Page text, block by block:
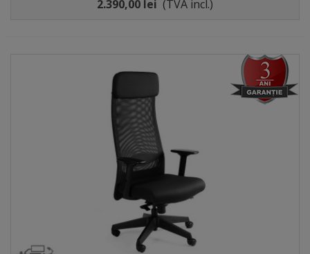
2.390,00 lei (TVA incl.)